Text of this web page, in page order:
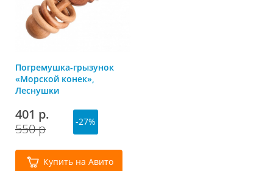
Погремушка-грызунок
«Морской конек»,
Леснушки
401 р.
550 р
-27%
Купить на Авито